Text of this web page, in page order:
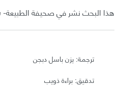
هذا البحث نشر في صحيفة الطبيعة- Nature
ترجمة: يزن باسل دبجن
تدقيق: براءة ذويب